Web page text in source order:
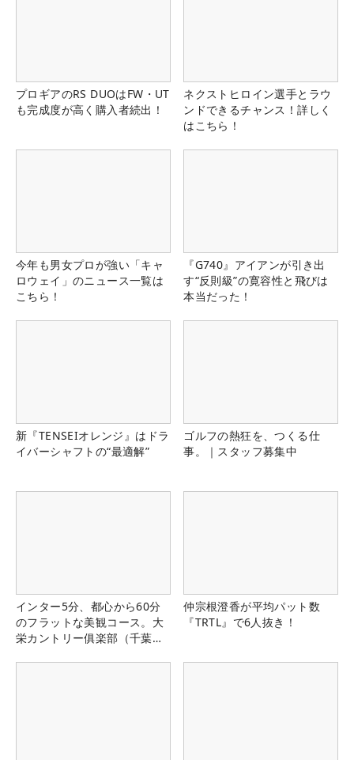
プロギアのRS DUOはFW・UT
も完成度が高く購入者続出！
ネクストヒロイン選手とラウ
ンドできるチャンス！詳しく
はこちら！
今年も男女プロが強い「キャ
ロウェイ」のニュース一覧は
こちら！
『G740』アイアンが引き出
す“反則級”の寛容性と飛びは
本当だった！
新『TENSEIオレンジ』はドラ
イバーシャフトの“最適解”
ゴルフの熱狂を、つくる仕
事。｜スタッフ募集中
インター5分、都心から60分
のフラットな美観コース。大
栄カントリー俱楽部（千葉
仲宗根澄香が平均パット数
『TRTL』で6人抜き！